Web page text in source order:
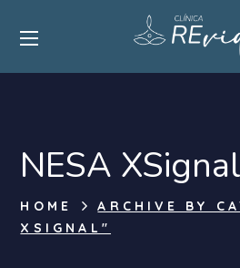
NESA XSignal
HOME
ARCHIVE BY
XSIGNAL"